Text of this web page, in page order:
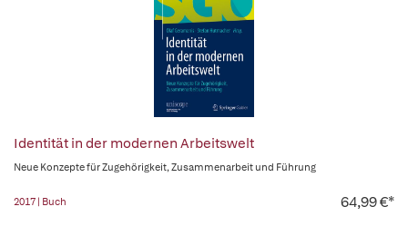
Identität in der modernen Arbeitswelt
Neue Konzepte für Zugehörigkeit, Zusammenarbeit und Führung
2017 | Buch 64,99 €*